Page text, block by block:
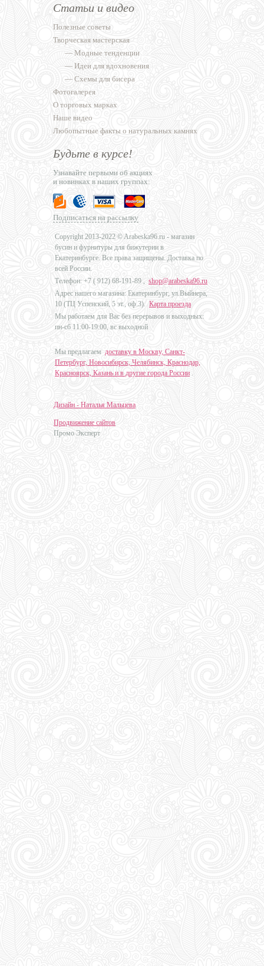
Статьи и видео
Полезные советы
Творческая мастерская
— Модные тенденции
— Идеи для вдохновения
— Схемы для бисера
Фотогалерея
О торговых марках
Наше видео
Любопытные факты о натуральных камнях
Будьте в курсе!
Узнавайте первыми об акциях
и новинках в наших группах:
Подписаться на рассылку
Copyright 2013-2022 © Arabeska96.ru - магазин
бусин и фурнитуры для бижутерии в
Екатеринбурге. Все права защищены. Доставка по
всей России.
Телефон: +7 ( 912) 68-191-89 , shop@arabeska96.ru
Адрес нашего магазина: Екатеринбург, ул.Выйнера,
10 (ТЦ Успенский, 5 эт., оф.3). Карта проезда
Мы работаем для Вас без перерывов и выходных:
пн-сб 11:00-19:00, вс выходной
Мы предлагаем доставку в Москву, Санкт-
Петербург, Новосибирск, Челябинск, Краснодар,
Красноярск, Казань и в другие города России .
Дизайн - Наталья Мальцева
Продвижение сайтов
Промо Эксперт